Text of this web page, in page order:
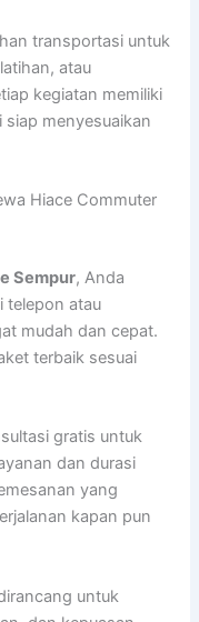
transportasi untuk
atau
kegiatan memiliki
menyesuaikan
Hiace Commuter
Sempur, Anda
telepon atau
mudah dan cepat.
terbaik sesuai
gratis untuk
dan durasi
yang
kapan pun
untuk